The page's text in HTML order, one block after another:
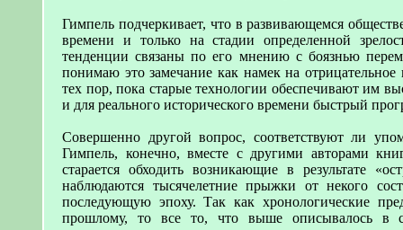
Гимпель подчеркивает, что в развивающемся
времени и только на стадии определенной
тенденции связаны по его мнению с боязнью
понимаю это замечание как намек на
тех пор, пока старые технологии обеспечивают им
и для реального исторического времени быстрый
Совершенно другой вопрос, соответствуют ли
Гимпель, конечно, вместе с другими авторами
старается обходить возникающие в результате
наблюдаются тысячелетние прыжки от некого
последующую эпоху. Так как хронологические
прошлому, то все то, что выше описывалось в